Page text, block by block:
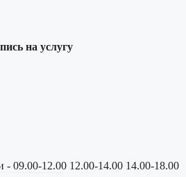
на услугу
- 09.00-12.00 12.00-14.00 14.00-18.00